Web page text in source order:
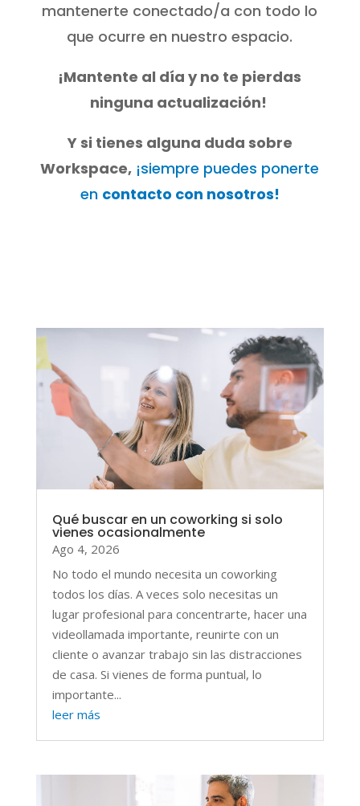
mantenerte conectado/a con todo lo
que ocurre en nuestro espacio.
¡Mantente al día y no te pierdas
ninguna actualización!
Y si tienes alguna duda sobre
Workspace, ¡siempre puedes ponerte
en contacto con nosotros!
Qué buscar en un coworking si solo
vienes ocasionalmente
Ago 4, 2026
No todo el mundo necesita un coworking
todos los días. A veces solo necesitas un
lugar profesional para concentrarte, hacer una
videollamada importante, reunirte con un
cliente o avanzar trabajo sin las distracciones
de casa. Si vienes de forma puntual, lo
importante...
leer más